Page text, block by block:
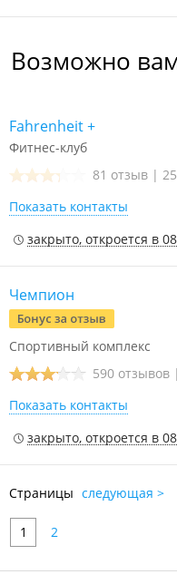
Возможно
Fahrenheit +
Фитнес-клуб
81 отзыв |
Показать контакты
закрыто, откроется в
Чемпион
Спортивный комплекс
590 отзывов |
Показать контакты
закрыто, откроется в
Страницы следующая >
1 2